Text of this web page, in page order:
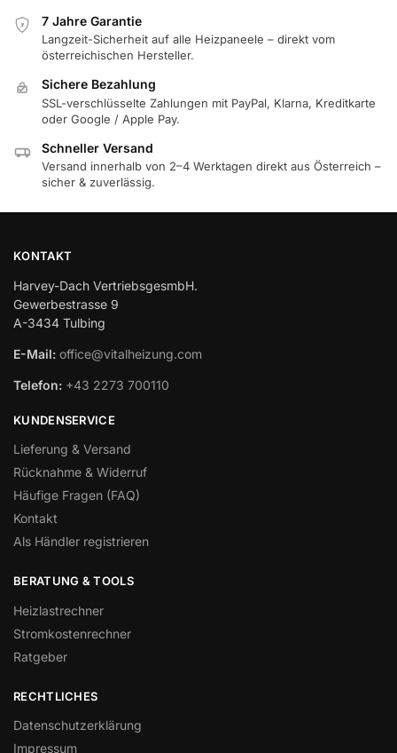
7 Jahre Garantie
Langzeit-Sicherheit auf alle Heizpaneele – direkt vom
österreichischen Hersteller.
7
Sichere Bezahlung
SSL-verschlüsselte Zahlungen mit PayPal, Klarna, Kreditkarte
oder Google / Apple Pay.
Schneller Versand
Versand innerhalb von 2–4 Werktagen direkt aus Österreich –
sicher & zuverlässig.
KONTAKT
Harvey-Dach VertriebsgesmbH.
Gewerbestrasse 9
A-3434 Tulbing
E-Mail: office@vitalheizung.com
Telefon: +43 2273 700110
KUNDENSERVICE
Lieferung & Versand
Rücknahme & Widerruf
Häufige Fragen (FAQ)
Kontakt
Als Händler registrieren
BERATUNG & TOOLS
Heizlastrechner
Stromkostenrechner
Ratgeber
RECHTLICHES
Datenschutzerklärung
Impressum